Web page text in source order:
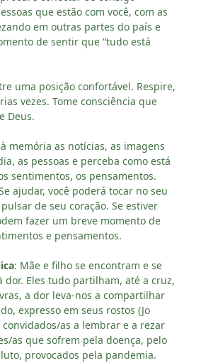
que estão com você, com as
em outras partes do país e
de sentir que “tudo está
uma posição confortável. Respire,
vezes. Tome consciência que
Deus.
memória as notícias, as imagens
as pessoas e perceba como está
sentimentos, os pensamentos.
ajudar, você poderá tocar no seu
de seu coração. Se estiver
fazer um breve momento de
e pensamentos.
: Mãe e filho se encontram e se
dor. Eles tudo partilham, até a cruz,
a dor leva-nos a compartilhar
expresso em seus rostos (Jo
convidados/as a lembrar e a rezar
as que sofrem pela doença, pelo
provocados pela pandemia.